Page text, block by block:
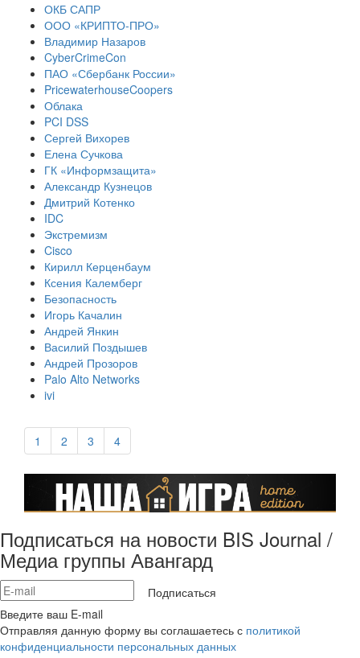
ОКБ САПР
ООО «КРИПТО-ПРО»
Владимир Назаров
CyberCrimeCon
ПАО «Сбербанк России»
PricewaterhouseCoopers
Облака
PCI DSS
Сергей Вихорев
Елена Сучкова
ГК «Информзащита»
Александр Кузнецов
Дмитрий Котенко
IDC
Экстремизм
Cisco
Кирилл Керценбаум
Ксения Калемберг
Безопасность
Игорь Качалин
Андрей Янкин
Василий Поздышев
Андрей Прозоров
Palo Alto Networks
ivi
1 2 3 4
Подписаться на новости BIS Journal /
Медиа группы Авангард
Подписаться
Введите ваш E-mail
Отправляя данную форму вы соглашаетесь с политикой
конфиденциальности персональных данных